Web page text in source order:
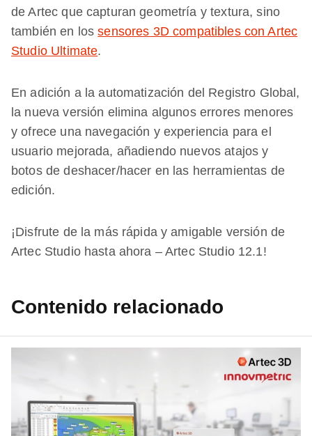
de Artec que capturan geometría y textura, sino
también en lossensores 3D compatibles con Artec
Studio Ultimate.
En adición a la automatización del Registro Global,
la nueva versión elimina algunos errores menores
y ofrece una navegación y experiencia para el
usuario mejorada, añadiendo nuevos atajos y
botos de deshacer/hacer en las herramientas de
edición.
¡Disfrute de la más rápida y amigable versión de
Artec Studio hasta ahora – Artec Studio 12.1!
Contenido relacionado